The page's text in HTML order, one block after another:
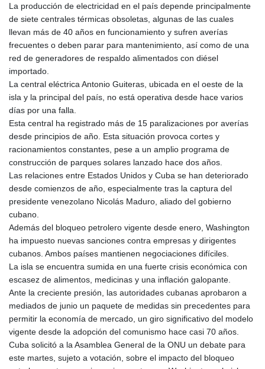
La producción de electricidad en el país depende principalmente
de siete centrales térmicas obsoletas, algunas de las cuales
llevan más de 40 años en funcionamiento y sufren averías
frecuentes o deben parar para mantenimiento, así como de una
red de generadores de respaldo alimentados con diésel
importado.
La central eléctrica Antonio Guiteras, ubicada en el oeste de la
isla y la principal del país, no está operativa desde hace varios
días por una falla.
Esta central ha registrado más de 15 paralizaciones por averías
desde principios de año. Esta situación provoca cortes y
racionamientos constantes, pese a un amplio programa de
construcción de parques solares lanzado hace dos años.
Las relaciones entre Estados Unidos y Cuba se han deteriorado
desde comienzos de año, especialmente tras la captura del
presidente venezolano Nicolás Maduro, aliado del gobierno
cubano.
Además del bloqueo petrolero vigente desde enero, Washington
ha impuesto nuevas sanciones contra empresas y dirigentes
cubanos. Ambos países mantienen negociaciones difíciles.
La isla se encuentra sumida en una fuerte crisis económica con
escasez de alimentos, medicinas y una inflación galopante.
Ante la creciente presión, las autoridades cubanas aprobaron a
mediados de junio un paquete de medidas sin precedentes para
permitir la economía de mercado, un giro significativo del modelo
vigente desde la adopción del comunismo hace casi 70 años.
Cuba solicitó a la Asamblea General de la ONU un debate para
este martes, sujeto a votación, sobre el impacto del bloqueo